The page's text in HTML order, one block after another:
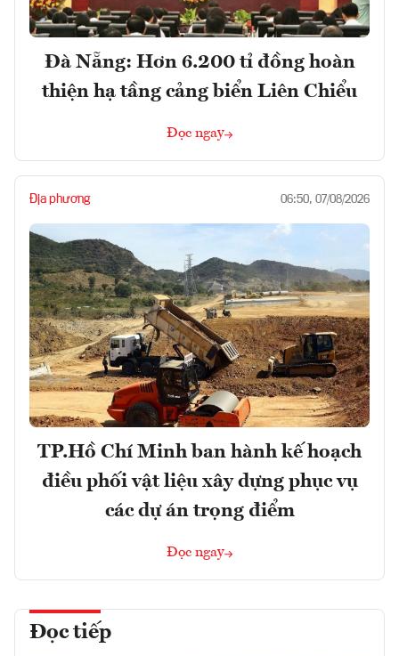
Đà Nẵng: Hơn 6.200 tỉ đồng hoàn
thiện hạ tầng cảng biển Liên Chiểu
Đọc ngay
Địa phương 06:50, 07/08/2026
TP.Hồ Chí Minh ban hành kế hoạch
điều phối vật liệu xây dựng phục vụ
các dự án trọng điểm
Đọc ngay
Đọc tiếp